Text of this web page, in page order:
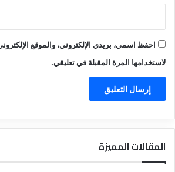
احفظ اسمي، بريدي الإلكتروني، والموقع
لاستخدامها المرة المقبلة في تعليقي.
المقالات المميزة